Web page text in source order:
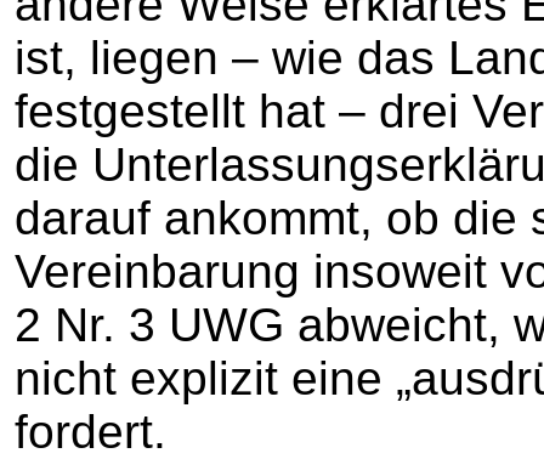
ist, liegen – wie das
festgestellt hat – drei
die
darauf ankommt, ob die
Vereinbarung insoweit
2 Nr. 3 UWG abweicht,
nicht explizit eine
fordert.